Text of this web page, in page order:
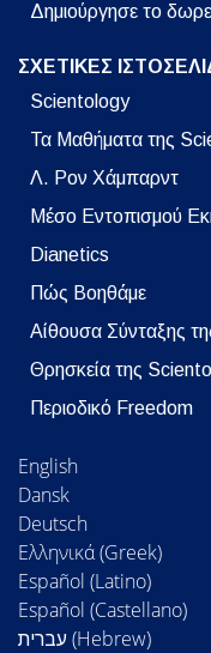
Δημιούργησε το
ΣΧΕΤΙΚΕΣ
Scientology
Τα Μαθήματα της
Λ. Ρον Χάμπαρντ
Μέσο Εντοπισμού
Dianetics
Πώς Βοηθάμε
Αίθουσα Σύνταξης
Θρησκεία της
Περιοδικό Freedom
English
Dansk
Deutsch
Ελληνικά (Greek)
Español (Latino)
Español (Castellano)